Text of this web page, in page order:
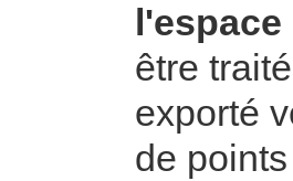
être
exporté
de